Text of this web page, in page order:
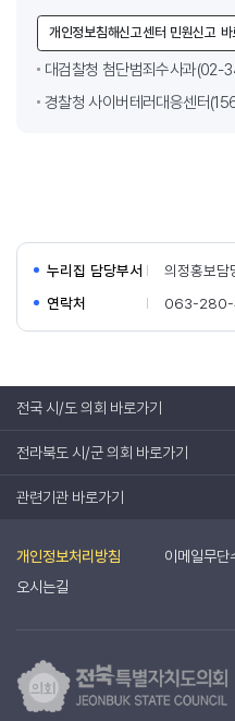
개인정보침해신고센터 민원신고
대검찰청 첨단범죄수사과
경찰청 사이버테러대응센터
누리집 담당부서
의정홍보담
연락처
063-280-
전국 시/도 의회 바로가기
전라북도 시/군 의회 바로가기
관련기관 바로가기
개인정보처리방침 이메일무단
오시는길